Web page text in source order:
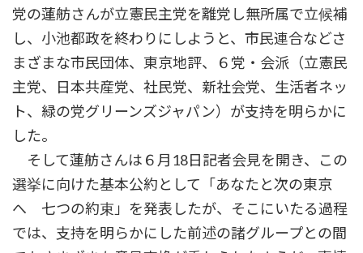
党の蓮舫さんが立憲民主党を離党し無所属で立候補
し、小池都政を終わりにしようと、市民連合などさ
まざまな市民団体、東京地評、６党・会派（立憲民
主党、日本共産党、社民党、新社会党、生活者ネッ
ト、緑の党グリーンズジャパン）が支持を明らかに
した。
そして蓮舫さんは６月18日記者会見を開き、この
選挙に向けた基本公約として「あなたと次の東京
へ 七つの約束」を発表したが、そこにいたる過程
では、支持を明らかにした前述の諸グループとの間